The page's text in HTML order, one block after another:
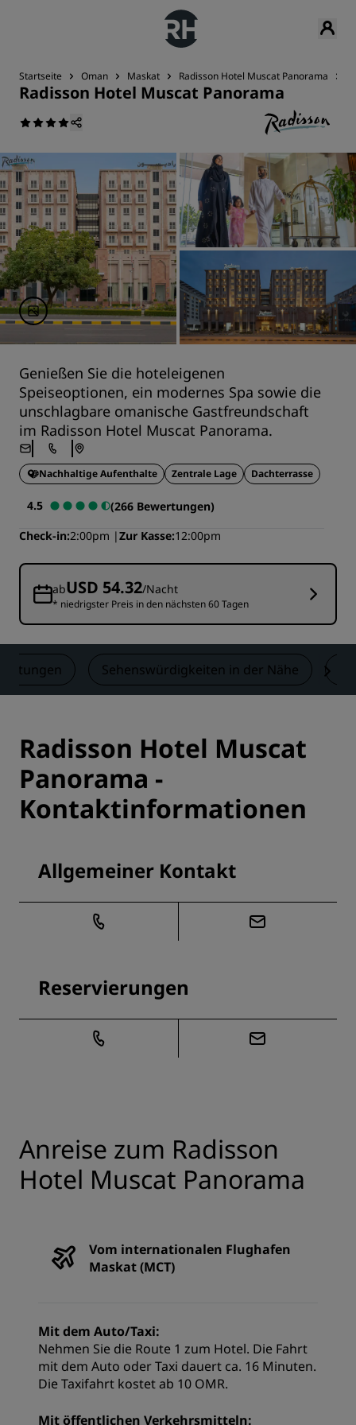
Startseite Oman Maskat Radisson Hotel Muscat Panorama
Radisson Hotel Muscat Panorama
Genießen Sie die hoteleigenen
Speiseoptionen, ein modernes Spa sowie die
unschlagbare omanische Gastfreundschaft
im Radisson Hotel Muscat Panorama.
Nachhaltige Aufenthalte Zentrale Lage Dachterrasse
4.5
(266 Bewertungen)
Check-in 2:00pm Zur Kasse 12:00pm
abUSD 54.32/Nacht
* niedrigster Preis in den nächsten 60 Tagen
Sehenswürdigkeiten in der Nähe
Radisson Hotel Muscat
Panorama -
Kontaktinformationen
Allgemeiner Kontakt
Reservierungen
Anreise zum Radisson
Hotel Muscat Panorama
Vom internationalen Flughafen
Maskat (MCT)
Mit dem Auto/Taxi:
Nehmen Sie die Route 1 zum Hotel. Die Fahrt
mit dem Auto oder Taxi dauert ca. 16 Minuten.
Die Taxifahrt kostet ab 10 OMR.
Mit öffentlichen Verkehrsmitteln: